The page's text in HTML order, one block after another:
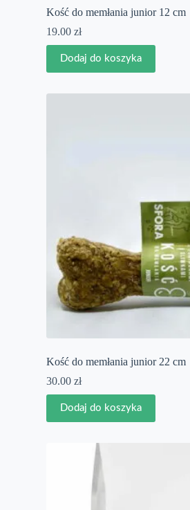
Kość do memłania junior 12 cm
19.00 zł
Dodaj do koszyka
Kość do memłania junior 22 cm
30.00 zł
Dodaj do koszyka